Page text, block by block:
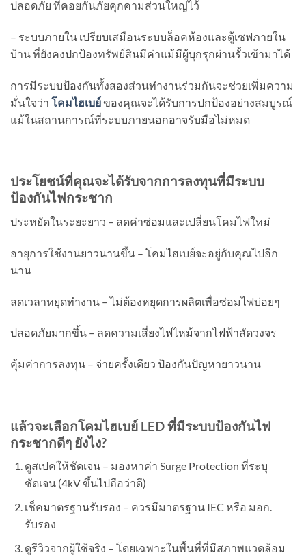
ปลอดภัย ที่คอยกันภัยคุกคามส่วนใหญ่ไว้
– ระบบภายใน เปรียบเสมือนระบบล็อคห้องและตู้เซฟภายใน
บ้าน ที่ยังคงปกป้องทรัพย์สินมีค่าแม้มีผู้บุกรุกผ่านรั้วเข้ามาได้
การมีระบบป้องกันทั้งสองส่วนทำงานร่วมกันจะช่วยเพิ่มความ
มั่นใจว่า โคมไฮเบย์ของคุณจะได้รับการปกป้องอย่างสมบูรณ์
แม้ในสถานการณ์ที่ระบบภายนอกอาจรับมือไม่หมด
ประโยชน์ที่คุณจะได้รับจากการลงทุนที่มีระบบ
ป้องกันไฟกระชาก
ประหยัดในระยะยาว – ลดค่าซ่อมและเปลี่ยนโคมไฟใหม่
อายุการใช้งานยาวนานขึ้น – โคมไฮเบย์จะอยู่กับคุณไปอีก
นาน
ลดเวลาหยุดทำงาน – ไม่ต้องหยุดการผลิตเพื่อซ่อมไฟบ่อยๆ
ปลอดภัยมากขึ้น – ลดความเสี่ยงไฟไหม้จากไฟฟ้าลัดวงจร
คุ้มค่าการลงทุน – จ่ายครั้งเดียว ป้องกันปัญหายาวนาน
แล้วจะเลือกโคมไฮเบย์ LED ที่มีระบบป้องกันไฟ
กระชากดีๆ ยังไง?
ดูสเปคให้ชัดเจน – มองหาค่า Surge Protection ที่ระบุ
ชัดเจน (4kV ขึ้นไปถือว่าดี)
เช็คมาตรฐานรับรอง – ควรมีมาตรฐาน IEC หรือ มอก.
รับรอง
ดูรีวิวจากผู้ใช้จริง – โดยเฉพาะในพื้นที่ที่มีสภาพแวดล้อม